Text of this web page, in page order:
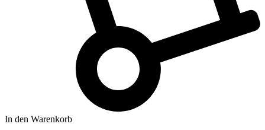
In den Warenkorb